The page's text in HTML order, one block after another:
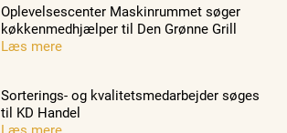
Oplevelsescenter Maskinrummet søger
køkkenmedhjælper til Den Grønne Grill
Læs mere
Sorterings- og kvalitetsmedarbejder søges
til KD Handel
Læs mere